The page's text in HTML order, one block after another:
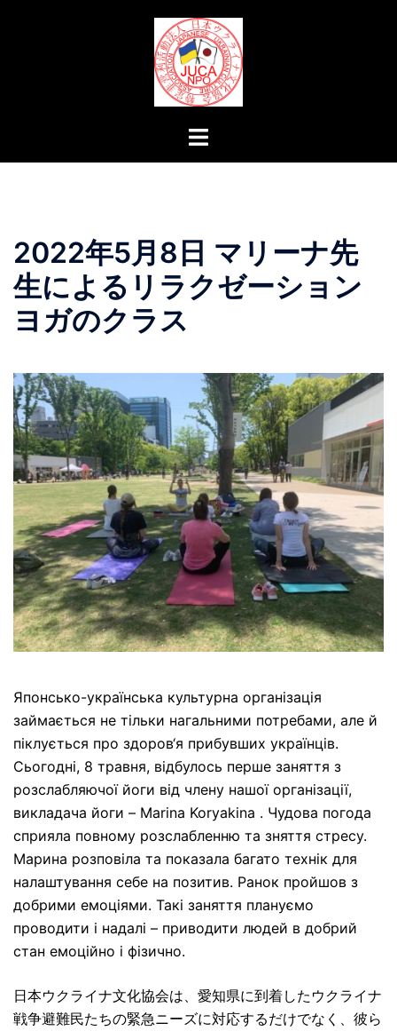
ト
ュ
ー
2022年5月8日 マリーナ先
生によるリラクゼーション
ヨガのクラス
Японсько-українська культурна організація
займається не тільки нагальними потребами, але й
піклується про здоров‘я прибувших українців.
Сьогодні, 8 травня, відбулось перше заняття з
розслабляючої йоги від члену нашої організації,
викладача йоги – Marina Koryakina . Чудова погода
сприяла повному розслабленню та зняття стресу.
Марина розповіла та показала багато технік для
налаштування себе на позитив. Ранок пройшов з
добрими емоціями. Такі заняття плануємо
проводити і надалі – приводити людей в добрий
стан емоційно і фізично.
日本ウクライナ文化協会は、愛知県に到着したウクライナ
戦争避難民たちの緊急ニーズに対応するだけでなく、彼ら